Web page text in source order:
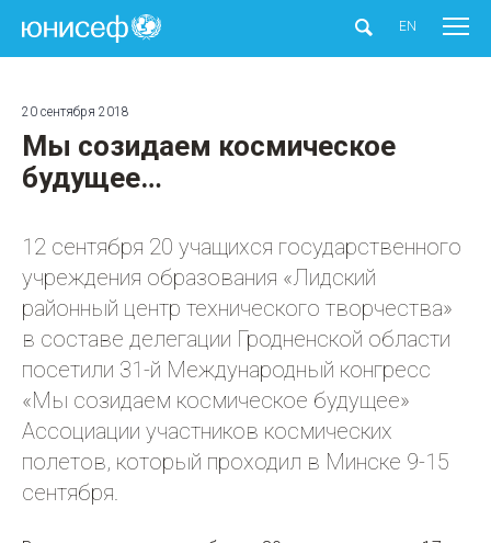
ЮНИСЕФ EN
20 сентября 2018
Мы созидаем космическое
будущее…
12 сентября 20 учащихся государственного
учреждения образования «Лидский
районный центр технического творчества»
в составе делегации Гродненской области
посетили 31-й Международный конгресс
«Мы созидаем космическое будущее»
Ассоциации участников космических
полетов, который проходил в Минске 9-15
сентября.